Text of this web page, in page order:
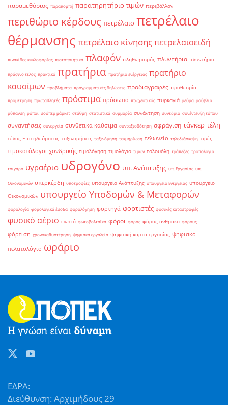
παραμεθόριος παραπομπή παρατηρητήριο τιμών περιβάλλον
περιθώριο κέρδους πετρέλαιο πετρέλαιο
θέρμανσης πετρέλαιο κίνησηςπετρελαιοειδή
πινακίδες κυκλοφορίας πιστοποιητικά πλαφόν πληθωρισμός πλυντήρια πλυντήριο
πράσινο τέλος πρακτικό πρατήρια πρατήριο ενέργειας πρατήριο
καυσίμων προβλήματα προγραμματικές δηλώσεις προδιαγραφές προθεσμία
προμέτρηση πρωταθλητές πρόστιμα πρόσωπα πτωχευτικός πυρκαγιά ρεύμα ρούβλια
ρύπανση ρύποι σούπερ μάρκετ στάθμη στατιστικά συμμορία συνάντηση συνέδριο συνέντευξη τύπου
συναντήσεις συνεργεία συνθετικά καύσιμα συνταξιοδότηση σφράγιση τάνκερ τέλη
τέλος Επιτηδεύματος ταξινομήσεις ταξινόμηση τεκμηρίωση τελωνείο τηλεδιάσκεψη τιμές
τιμοκατάλογοι χονδρικής τιμολόγηση τιμολόγιο τιμών τολουόλη τράπεζες τροπολογία
τσιγάρο υγραέριο υδρογόνο υπ. Ανάπτυξης υπ. Εργασίας υπ.
Οικονομικών υπερκέρδη υποτροφίες υπουργείο Ανάπτυξης υπουργείο Ενέργειας υπουργείο
Οικονομικών υπουργείο Υποδομών & Μεταφορών
φορολογία φορολογικά έσοδα φορολόγηση φορτηγά φορτιστές φυσικές καταστροφές
φυσικό αέριο φωτιά φωτοβολταϊκά φόροι φόρος φόρος άνθρακα φόρους
φόρτιση χρονοκαθυστέρηση ψηφιακά εργαλεία ψηφιακή κάρτα εργασίας ψηφιακό
πελατολόγιο ωράριο
ΕΔΡΑ:
Διεύθυνση: Αρχιμήδους 29